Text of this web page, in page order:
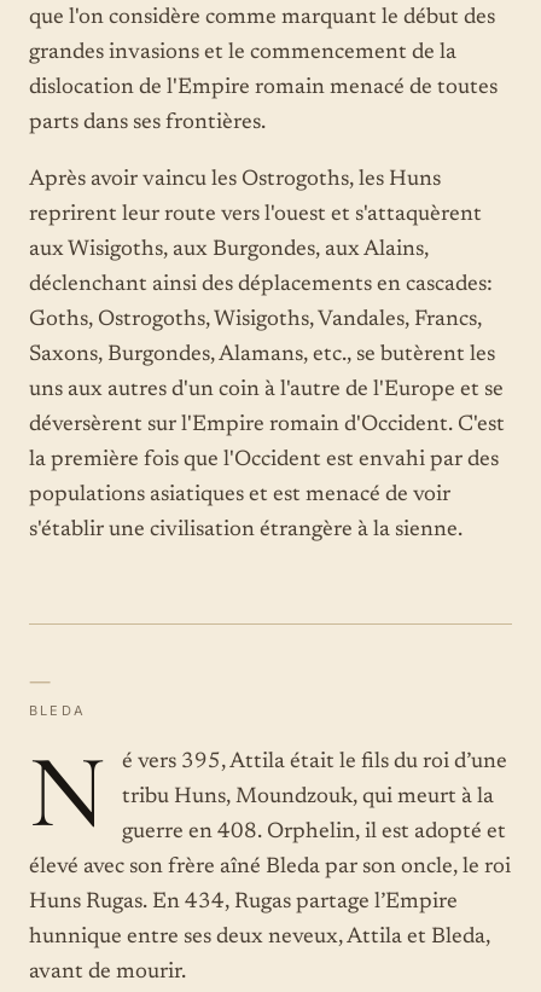
que l'on considère comme marquant le début des
grandes invasions et le commencement de la
dislocation de l'Empire romain menacé de toutes
parts dans ses frontières.
Après avoir vaincu les Ostrogoths, les Huns
reprirent leur route vers l'ouest et s'attaquèrent
aux Wisigoths, aux Burgondes, aux Alains,
déclenchant ainsi des déplacements en cascades:
Goths, Ostrogoths, Wisigoths, Vandales, Francs,
Saxons, Burgondes, Alamans, etc., se butèrent les
uns aux autres d'un coin à l'autre de l'Europe et se
déversèrent sur l'Empire romain d'Occident. C'est
la première fois que l'Occident est envahi par des
populations asiatiques et est menacé de voir
s'établir une civilisation étrangère à la sienne.
—
BLEDA
N
é vers 395, Attila était le fils du roi d’une
tribu Huns, Moundzouk, qui meurt à la
guerre en 408. Orphelin, il est adopté et
élevé avec son frère aîné Bleda par son oncle, le roi
Huns Rugas. En 434, Rugas partage l’Empire
hunnique entre ses deux neveux, Attila et Bleda,
avant de mourir.